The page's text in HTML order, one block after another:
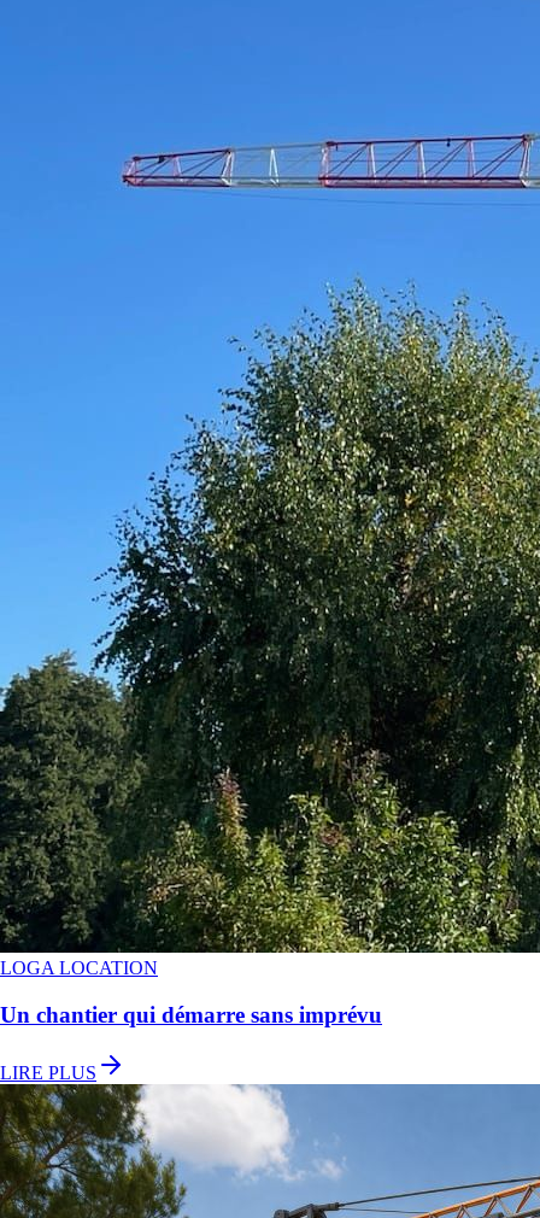
LOGA LOCATION
Un chantier qui démarre sans imprévu
LIRE PLUS